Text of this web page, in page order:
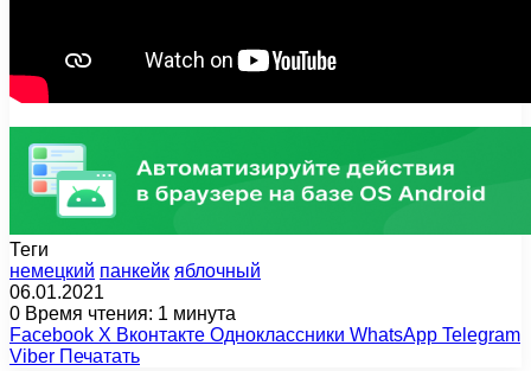
Теги
немецкий панкейк яблочный
06.01.2021
0 Время чтения: 1 минута
Facebook X Вконтакте Одноклассники WhatsApp Telegram
Viber Печатать